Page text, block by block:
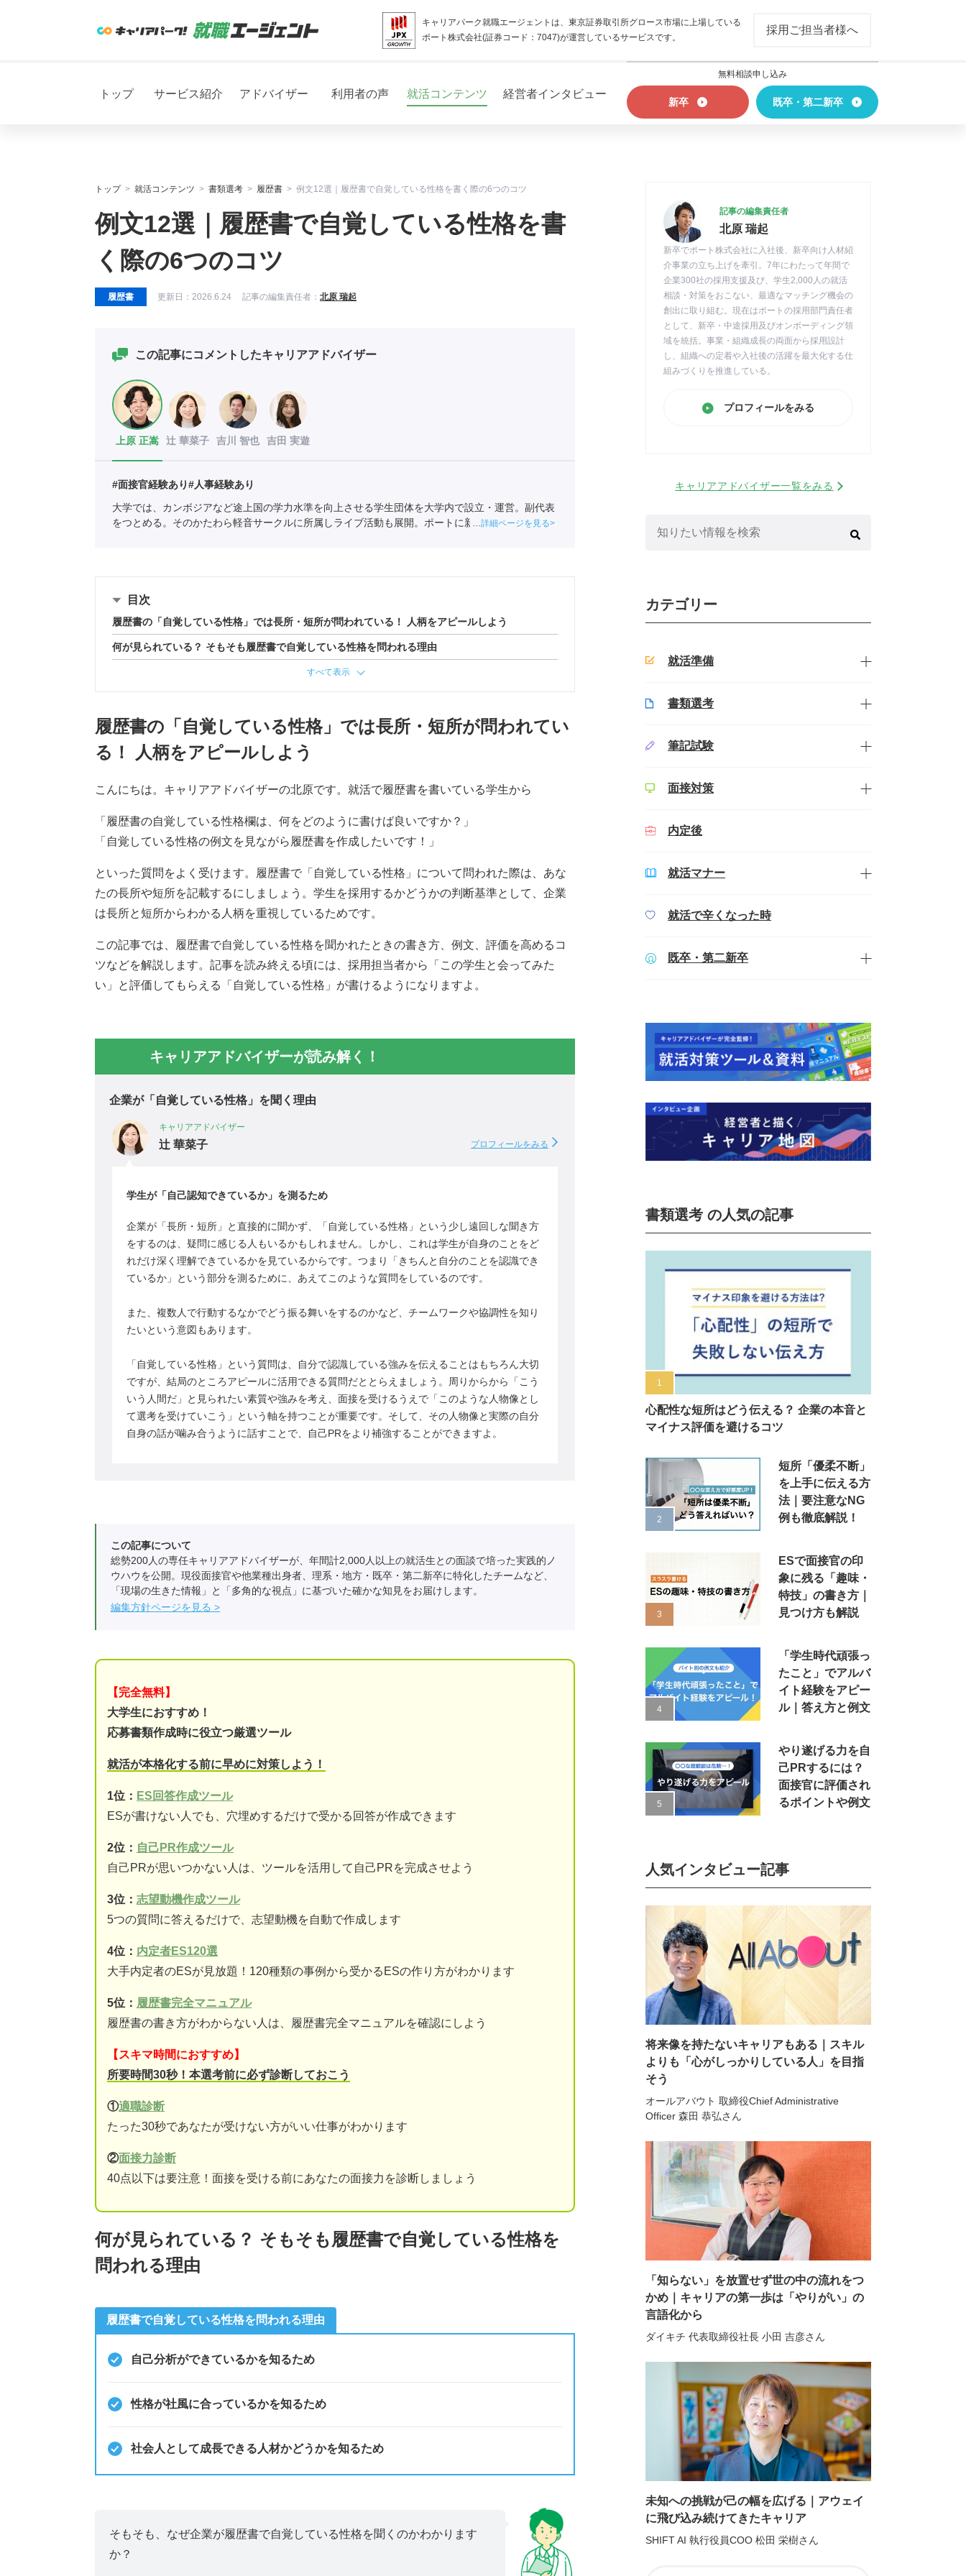
キャリアパーク就職エージェントは、東京証券取引所グロース市場に上場している
ポート株式会社(証券コード：7047)が運営しているサービスです。
採用ご担当者様へ
トップ サービス紹介 アドバイザー 利用者の声 就活コンテンツ 経営者インタビュー
無料相談申し込み
新卒 既卒・第二新卒
トップ 就活コンテンツ 書類選考 履歴書 例文12選｜履歴書で自覚している性格を書く際の6つのコツ
例文12選｜履歴書で自覚している性格を書
く際の6つのコツ
履歴書 更新日： 2026.6.24 記事の編集責任者： 北原 瑞起
この記事にコメントしたキャリアアドバイザー
上原 正嵩 辻 華菜子 吉川 智也 吉田 実遊
#面接官経験あり#人事経験あり
大学では、カンボジアなど途上国の学力水準を向上させる学生団体を大学内で設立・運営。副代表
をつとめる。そのかたわら軽音サークルに所属しライブ活動も展開。ポートに新卒入社。全国民営
詳細ページを見る
目次
履歴書の「自覚している性格」では長所・短所が問われている！ 人柄をアピールしよう
何が見られている？ そもそも履歴書で自覚している性格を問われる理由
すべて表示
履歴書の「自覚している性格」では長所・短所が問われてい
る！ 人柄をアピールしよう
こんにちは。キャリアアドバイザーの北原です。就活で履歴書を書いている学生から
「履歴書の自覚している性格欄は、何をどのように書けば良いですか？」
「自覚している性格の例文を見ながら履歴書を作成したいです！」
といった質問をよく受けます。履歴書で「自覚している性格」について問われた際は、あな
たの長所や短所を記載するにしましょう。学生を採用するかどうかの判断基準として、企業
は長所と短所からわかる人柄を重視しているためです。
この記事では、履歴書で自覚している性格を聞かれたときの書き方、例文、評価を高めるコ
ツなどを解説します。記事を読み終える頃には、採用担当者から「この学生と会ってみた
い」と評価してもらえる「自覚している性格」が書けるようになりますよ。
キャリアアドバイザーが読み解く！
企業が「自覚している性格」を聞く理由
キャリアアドバイザー
辻 華菜子 プロフィールをみる
学生が「自己認知できているか」を測るため
企業が「長所・短所」と直接的に聞かず、「自覚している性格」という少し遠回しな聞き方
をするのは、疑問に感じる人もいるかもしれません。しかし、これは学生が自身のことをど
れだけ深く理解できているかを見ているからです。つまり「きちんと自分のことを認識でき
ているか」という部分を測るために、あえてこのような質問をしているのです。
また、複数人で行動するなかでどう振る舞いをするのかなど、チームワークや協調性を知り
たいという意図もあります。
「自覚している性格」という質問は、自分で認識している強みを伝えることはもちろん大切
ですが、結局のところアピールに活用できる質問だととらえましょう。周りからから「こう
いう人間だ」と見られたい素質や強みを考え、面接を受けるうえで「このような人物像とし
て選考を受けていこう」という軸を持つことが重要です。そして、その人物像と実際の自分
自身の話が噛み合うように話すことで、自己PRをより補強することができますよ。
この記事について
総勢200人の専任キャリアアドバイザーが、年間計2,000人以上の就活生との面談で培った実践的ノ
ウハウを公開。現役面接官や他業種出身者、理系・地方・既卒・第二新卒に特化したチームなど、
「現場の生きた情報」と「多角的な視点」に基づいた確かな知見をお届けします。
編集方針ページを見る
【完全無料】
大学生におすすめ！
応募書類作成時に役立つ厳選ツール
就活が本格化する前に早めに対策しよう！
1位： ES回答作成ツール
ESが書けない人でも、穴埋めするだけで受かる回答が作成できます
2位： 自己PR作成ツール
自己PRが思いつかない人は、ツールを活用して自己PRを完成させよう
3位： 志望動機作成ツール
5つの質問に答えるだけで、志望動機を自動で作成します
4位： 内定者ES120選
大手内定者のESが見放題！120種類の事例から受かるESの作り方がわかります
5位： 履歴書完全マニュアル
履歴書の書き方がわからない人は、履歴書完全マニュアルを確認にしよう
【スキマ時間におすすめ】
所要時間30秒！本選考前に必ず診断しておこう
①適職診断
たった30秒であなたが受けない方がいい仕事がわかります
②面接力診断
40点以下は要注意！面接を受ける前にあなたの面接力を診断しましょう
何が見られている？ そもそも履歴書で自覚している性格を
問われる理由
履歴書で自覚している性格を問われる理由
自己分析ができているかを知るため
性格が社風に合っているかを知るため
社会人として成長できる人材かどうかを知るため
そもそも、なぜ企業が履歴書で自覚している性格を聞くのかわかります
か？
記事の編集責任者
北原 瑞起
新卒でポート株式会社に入社後、新卒向け人材紹
介事業の立ち上げを牽引。7年にわたって年間で
企業300社の採用支援及び、学生2,000人の就活
相談・対策をおこない、最適なマッチング機会の
創出に取り組む。現在はポートの採用部門責任者
として、新卒・中途採用及びオンボーディング領
域を統括。事業・組織成長の両面から採用設計
し、組織への定着や入社後の活躍を最大化する仕
組みづくりを推進している。
プロフィールをみる
キャリアアドバイザー一覧をみる
カテゴリー
就活準備
書類選考
筆記試験
面接対策
内定後
就活マナー
就活で辛くなった時
既卒・第二新卒
書類選考 の人気の記事
心配性な短所はどう伝える？ 企業の本音と
マイナス評価を避けるコツ
短所「優柔不断」
を上手に伝える方
法｜要注意なNG
例も徹底解説！
ESで面接官の印
象に残る「趣味・
特技」の書き方｜
見つけ方も解説
「学生時代頑張っ
たこと」でアルバ
イト経験をアピー
ル｜答え方と例文
やり遂げる力を自
己PRするには？
面接官に評価され
るポイントや例文
人気インタビュー記事
将来像を持たないキャリアもある｜スキル
よりも「心がしっかりしている人」を目指
そう
オールアバウト 取締役Chief Administrative
Officer 森田 恭弘さん
「知らない」を放置せず世の中の流れをつ
かめ｜キャリアの第一歩は「やりがい」の
言語化から
ダイキチ 代表取締役社長 小田 吉彦さん
未知への挑戦が己の幅を広げる｜アウェイ
に飛び込み続けてきたキャリア
SHIFT AI 執行役員COO 松田 栄樹さん